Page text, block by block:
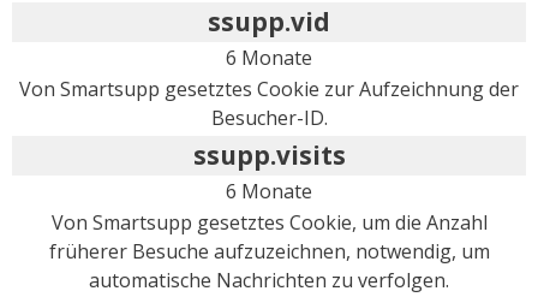
ssupp.vid
6 Monate
Von Smartsupp gesetztes Cookie zur Aufzeichnung der
Besucher-ID.
ssupp.visits
6 Monate
Von Smartsupp gesetztes Cookie, um die Anzahl
früherer Besuche aufzuzeichnen, notwendig, um
automatische Nachrichten zu verfolgen.